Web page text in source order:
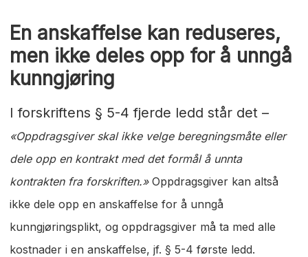
En anskaffelse kan reduseres,
men ikke deles opp for å unngå
kunngjøring
I forskriftens § 5-4 fjerde ledd står det –
«Oppdragsgiver skal ikke velge beregningsmåte eller
dele opp en kontrakt med det formål å unnta
kontrakten fra forskriften.» Oppdragsgiver kan altså
ikke dele opp en anskaffelse for å unngå
kunngjøringsplikt, og oppdragsgiver må ta med alle
kostnader i en anskaffelse, jf. § 5-4 første ledd.